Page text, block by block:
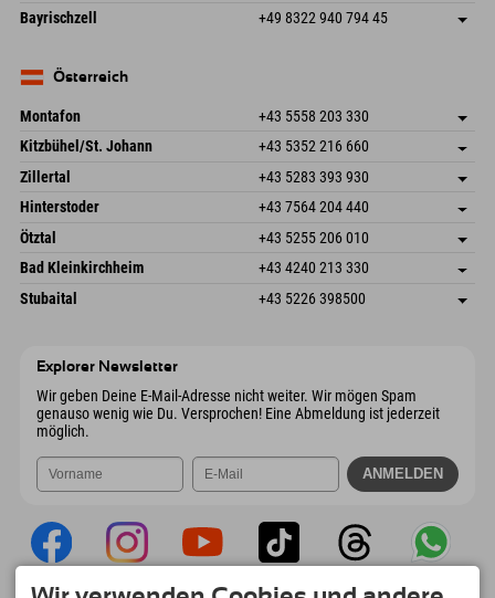
Deutschland
Buchen
Frickenstraße 22
82490 Farchant
Adresse speichern
Anreiseinfos
Bayrischzell +49 8322 940 794 45
Deutschland
Österreich
Montafon +43 5558 203 330
Dorfstr. 127b
6793 Gaschurn/Montafon
Österreich
Adresse speichern
Buchen
Kitzbühel/St. Johann +43 5352 216 660
Speckbacherstraße 87
6380 St. Johann in Tirol
Österreich
Adresse speichern
Anreiseinfos
Buchen
Zillertal +43 5283 393 930
Schmiedau 2
Österreich
Adresse speichern
Buchen
Hinterstoder +43 7564 204 440
Freizeitpark 10
4573 Hinterstoder
Österreich
Adresse speichern
Anreiseinfos
Buchen
Ötztal +43 5255 206 010
Gscheat 14
Österreich
Adresse speichern
Buchen
Bad Kleinkirchheim +43 4240 213 330
Dorfstraße 24
9546 Bad Kleinkirchheim
Adresse speichern
Anreiseinfos
Stubaital +43 5226 398500
Explorer Newsletter
Wir geben Deine E-Mail-Adresse nicht weiter. Wir mögen Spam
genauso wenig wie Du. Versprochen! Eine Abmeldung ist jederzeit
möglich.